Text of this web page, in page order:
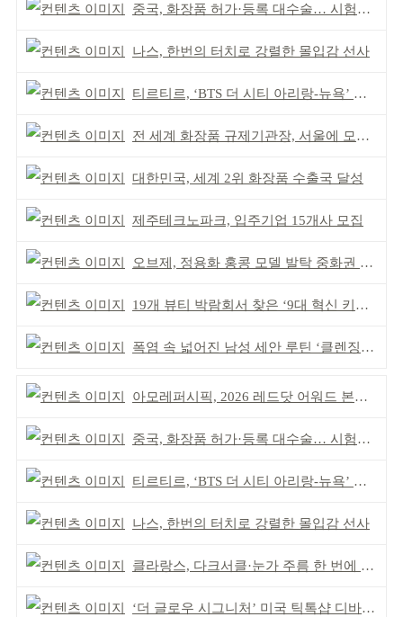
중국, 화장품 허가·등록 대수술… 시험자료 공용 허용
나스, 한번의 터치로 강렬한 몰입감 선사
티르티르, ‘BTS 더 시티 아리랑-뉴욕’ 참여
전 세계 화장품 규제기관장, 서울에 모인다
대한민국, 세계 2위 화장품 수출국 달성
제주테크노파크, 입주기업 15개사 모집
오브제, 정용화 홍콩 모델 발탁 중화권 공략 강화
19개 뷰티 박람회서 찾은 ‘9대 혁신 키워드’
폭염 속 넓어진 남성 세안 루틴 ‘클렌징’ 거래액 급증
아모레퍼시픽, 2026 레드닷 어워드 본상 2개 수상
중국, 화장품 허가·등록 대수술… 시험자료 공용 허용
티르티르, ‘BTS 더 시티 아리랑-뉴욕’ 참여
나스, 한번의 터치로 강렬한 몰입감 선사
클라랑스, 다크서클·눈가 주름 한 번에 더블 케어
‘더 글로우 시그니처’ 미국 틱톡샵 디바이스 부문 1위